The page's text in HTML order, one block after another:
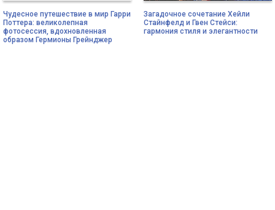
Чудесное путешествие в мир Гарри
Поттера: великолепная
фотосессия, вдохновленная
образом Гермионы Грейнджер
Загадочное сочетание Хейли
Стайнфелд и Гвен Стейси:
гармония стиля и элегантности